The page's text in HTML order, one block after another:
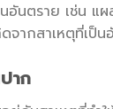
อันตราย เช่น แ
จากสาเหตุที่เ
าก